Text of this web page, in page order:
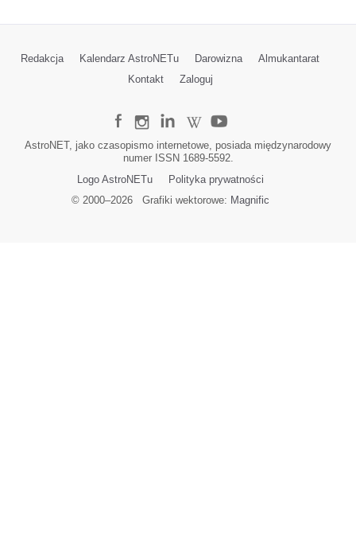
Redakcja Kalendarz AstroNETu Darowizna
Almukantarat
Kontakt
Zaloguj
AstroNET, jako czasopismo internetowe, posiada międzynarodowy
numer ISSN 1689-5592.
Logo AstroNETu
Polityka prywatności
© 2000–2026Grafiki wektorowe: Magnific